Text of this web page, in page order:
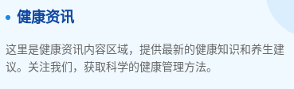
健康资讯
这里是健康资讯内容区域，提供最新的健康知识和养生建
议。关注我们，获取科学的健康管理方法。